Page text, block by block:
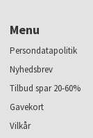
Menu
Persondatapolitik
Nyhedsbrev
Tilbud spar 20-60%
Gavekort
Vilkår